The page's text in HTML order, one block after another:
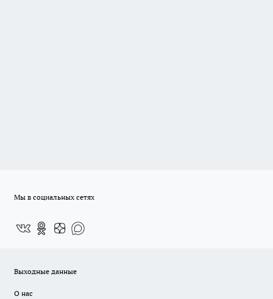
Мы в социальных сетях
Выходные данные
О нас